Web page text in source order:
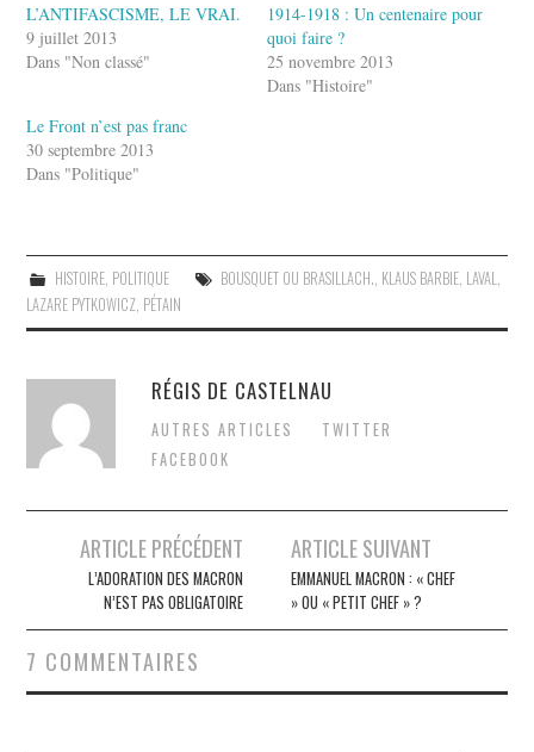
L’ANTIFASCISME, LE VRAI.
9 juillet 2013
Dans "Non classé"
1914-1918 : Un centenaire pour
quoi faire ?
25 novembre 2013
Dans "Histoire"
Le Front n’est pas franc
30 septembre 2013
Dans "Politique"
HISTOIRE, POLITIQUE BOUSQUET OU BRASILLACH. KLAUS BARBIE, LAVAL
LAZARE PYTKOWICZ PÉTAIN
RÉGIS DE CASTELNAU
AUTRES ARTICLES
TWITTER
FACEBOOK
navigation
ARTICLE PRÉCÉDENT
L’ADORATION DES MACRON
N’EST PAS OBLIGATOIRE
ARTICLE SUIVANT
EMMANUEL MACRON : « CHEF
» OU « PETIT CHEF » ?
7 COMMENTAIRES